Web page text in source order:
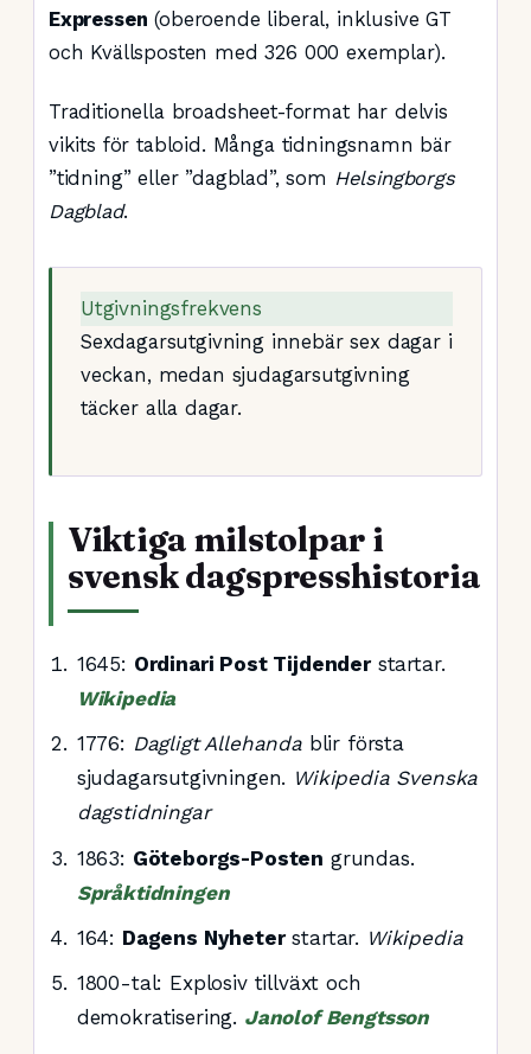
Expressen (oberoende liberal, inklusive GT
och Kvällsposten med 326 000 exemplar).
Traditionella broadsheet-format har delvis
vikits för tabloid. Många tidningsnamn bär
”tidning” eller ”dagblad”, som Helsingborgs
Dagblad.
Utgivningsfrekvens
Sexdagarsutgivning innebär sex dagar i
veckan, medan sjudagarsutgivning
täcker alla dagar.
Viktiga milstolpar i
svensk dagspresshistoria
1645: Ordinari Post Tijdenderstartar.
Wikipedia
1776: Dagligt Allehandablir första
sjudagarsutgivningen. Wikipedia Svenska
dagstidningar
1863: Göteborgs-Posten grundas.
Språktidningen
164: Dagens Nyheterstartar. Wikipedia
1800-tal: Explosiv tillväxt och
demokratisering. Janolof Bengtsson